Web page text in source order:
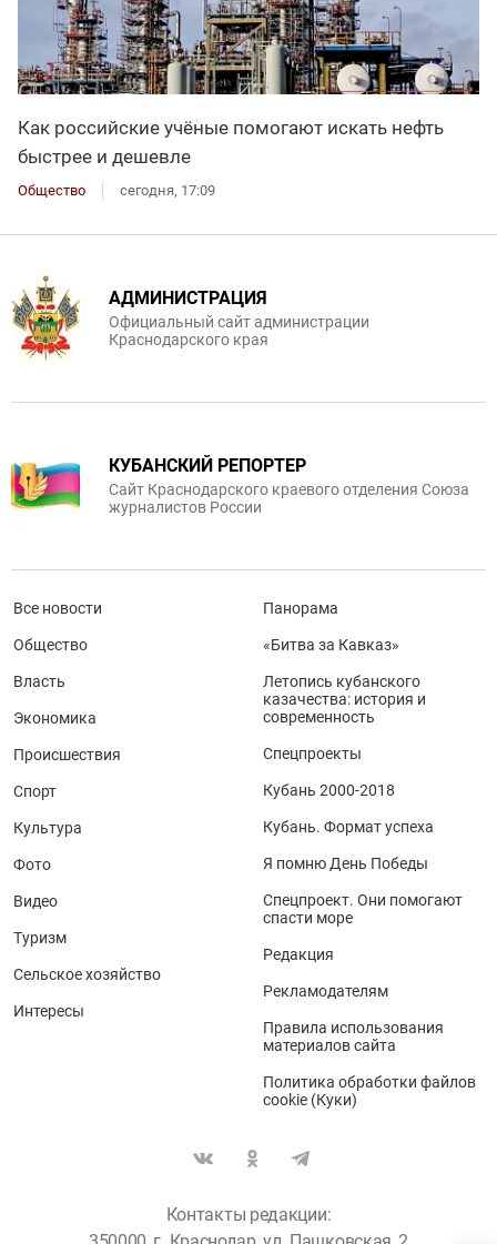
Как российские учёные помогают искать нефть
быстрее и дешевле
Общество сегодня, 17:09
АДМИНИСТРАЦИЯ
Официальный сайт администрации
Краснодарского края
КУБАНСКИЙ РЕПОРТЕР
Сайт Краснодарского краевого отделения Союза
журналистов России
Все новости
Общество
Власть
Экономика
Происшествия
Спорт
Культура
Фото
Видео
Туризм
Сельское хозяйство
Интересы
Панорама
«Битва за Кавказ»
Летопись кубанского
казачества: история и
современность
Спецпроекты
Кубань 2000-2018
Кубань. Формат успеха
Я помню День Победы
Спецпроект. Они помогают
спасти море
Редакция
Рекламодателям
Правила использования
материалов сайта
Политика обработки файлов
cookie (Куки)
Контакты редакции: